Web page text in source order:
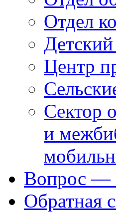
Отдел
Детский
Центр
Сектор
и
Вопрос —
Обратная